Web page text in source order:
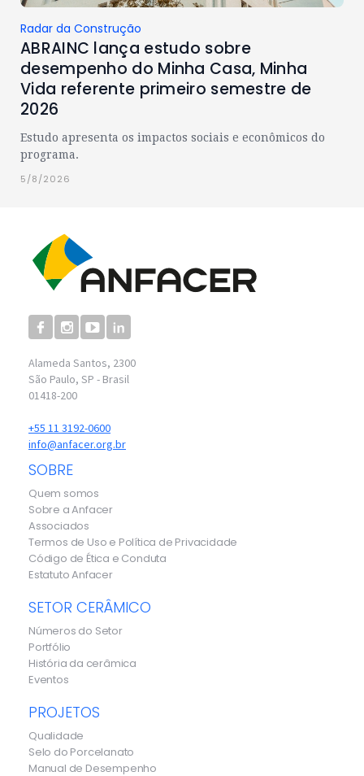
Radar da Construção
ABRAINC lança estudo sobre
desempenho do Minha Casa, Minha
Vida referente primeiro semestre de
2026
Estudo apresenta os impactos sociais e econômicos do
programa.
5/8/2026
Alameda Santos, 2300
São Paulo, SP - Brasil
01418-200
+55 11 3192-0600
info@anfacer.org.br
SOBRE
Quem somos
Sobre a Anfacer
Associados
Termos de Uso e Política de Privacidade
Código de Ética e Conduta
Estatuto Anfacer
SETOR CERÂMICO
Números do Setor
Portfólio
História da cerâmica
Eventos
PROJETOS
Qualidade
Selo do Porcelanato
Manual de Desempenho